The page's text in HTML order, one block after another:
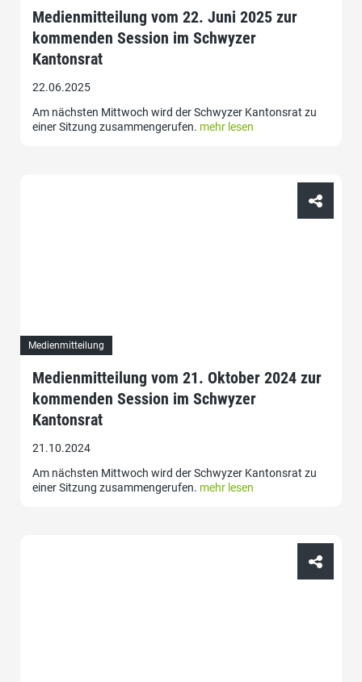
Medienmitteilung vom 22. Juni 2025 zur
kommenden Session im Schwyzer
Kantonsrat
22.06.2025
Am nächsten Mittwoch wird der Schwyzer Kantonsrat zu
einer Sitzung zusammengerufen. mehr lesen
Medienmitteilung
Medienmitteilung vom 21. Oktober 2024 zur
kommenden Session im Schwyzer
Kantonsrat
21.10.2024
Am nächsten Mittwoch wird der Schwyzer Kantonsrat zu
einer Sitzung zusammengerufen. mehr lesen